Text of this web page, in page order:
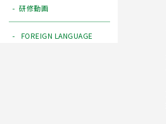
研修動画
FOREIGN LANGUAGE